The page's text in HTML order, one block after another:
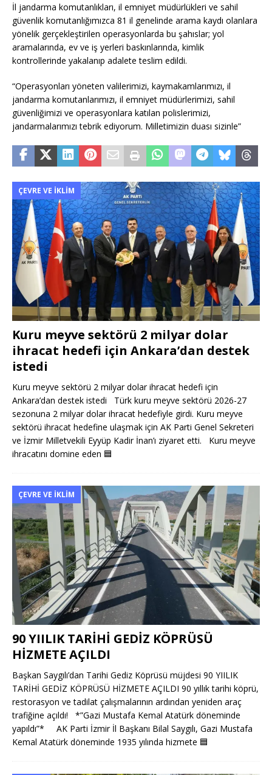
İl jandarma komutanlıkları, il emniyet müdürlükleri ve sahil
güvenlik komutanlığımızca 81 il genelinde arama kaydı olanlara
yönelik gerçekleştirilen operasyonlarda bu şahıslar; yol
aramalarında, ev ve iş yerleri baskınlarında, kimlik
kontrollerinde yakalanıp adalete teslim edildi.
“Operasyonları yöneten valilerimizi, kaymakamlarımızı, il
jandarma komutanlarımızı, il emniyet müdürlerimizi, sahil
güvenliğimizi ve operasyonlara katılan polislerimizi,
jandarmalarımızı tebrik ediyorum. Milletimizin duası sizinle”
ÇEVRE VE İKLIM
Kuru meyve sektörü 2 milyar dolar
ihracat hedefi için Ankara’dan destek
istedi
Kuru meyve sektörü 2 milyar dolar ihracat hedefi için
Ankara’dan destek istedi Türk kuru meyve sektörü 2026-27
sezonuna 2 milyar dolar ihracat hedefiyle girdi. Kuru meyve
sektörü ihracat hedefine ulaşmak için AK Parti Genel Sekreteri
ve İzmir Milletvekili Eyyüp Kadir İnan’ı ziyaret etti. Kuru meyve
ihracatını domine eden 🟦
ÇEVRE VE İKLIM
90 YIILIK TARİHİ GEDİZ KÖPRÜSÜ
HİZMETE AÇILDI
Başkan Saygılı’dan Tarihi Gediz Köprüsü müjdesi 90 YIILIK
TARİHİ GEDİZ KÖPRÜSÜ HİZMETE AÇILDI 90 yıllık tarihi köprü,
restorasyon ve tadilat çalışmalarının ardından yeniden araç
trafiğine açıldı! *”Gazi Mustafa Kemal Atatürk döneminde
yapıldı”* AK Parti İzmir İl Başkanı Bilal Saygılı, Gazi Mustafa
Kemal Atatürk döneminde 1935 yılında hizmete 🟦